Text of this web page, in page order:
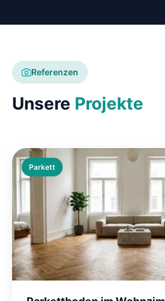
Referenzen
Unsere Projekte
Parkett